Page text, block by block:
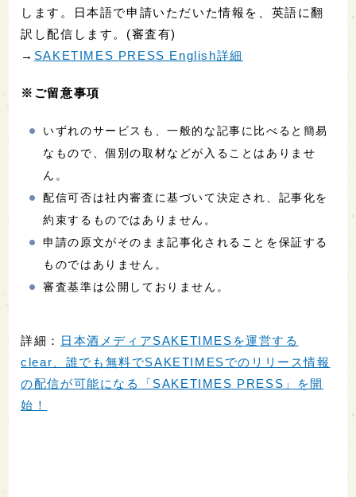
します。日本語で申請いただいた情報を、英語に翻
訳し配信します。(審査有)
→ SAKETIMES PRESS English詳細
※ご留意事項
いずれのサービスも、一般的な記事に比べると簡易
なもので、個別の取材などが入ることはありませ
ん。
配信可否は社内審査に基づいて決定され、記事化を
約束するものではありません。
申請の原文がそのまま記事化されることを保証する
ものではありません。
審査基準は公開しておりません。
詳細：
日本酒メディアSAKETIMESを運営する
clear、誰でも無料でSAKETIMESでのリリース情報
の配信が可能になる「SAKETIMES PRESS」を開
始！